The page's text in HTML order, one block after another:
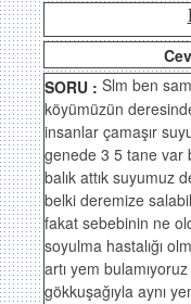
SORU : Slm ben
köyümüzün
insanlar çamaşır
genede 3 5 tane var
balık attık suyumuz
belki deremize
fakat sebebinin ne
soyulma hastalığı
artı yem
gökkuşağıyla aynı